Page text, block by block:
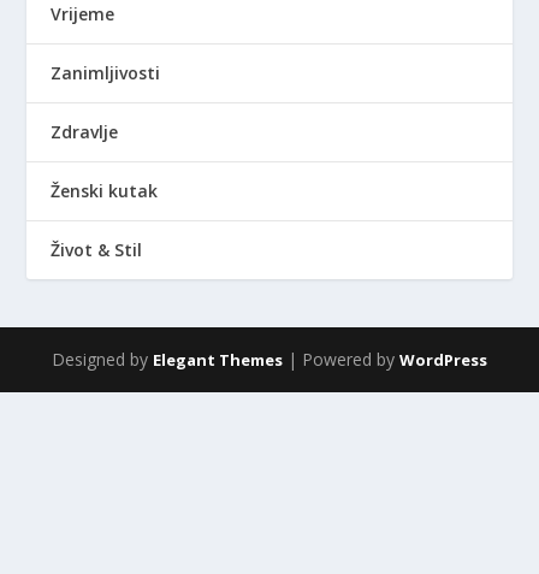
Vrijeme
Zanimljivosti
Zdravlje
Ženski kutak
Život & Stil
Designed by Elegant Themes | Powered by WordPress